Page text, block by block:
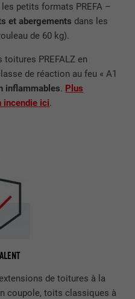
petits formats PREFA –
et abergements dans les
de 60 kg).
toitures PREFALZ en
de réaction au feu « A1
inflammables. Plus
incendie ici.
de toitures à la
coupole, toits classiques à